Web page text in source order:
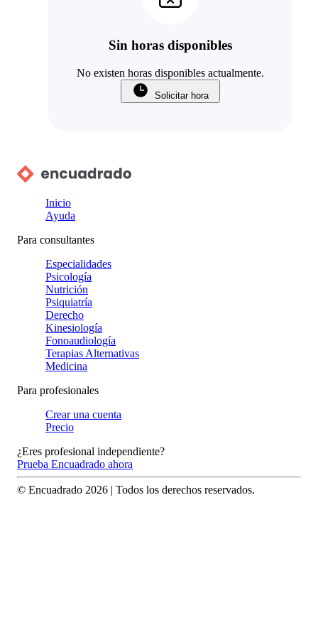
Sin horas disponibles
No existen horas disponibles actualmente.
Solicitar hora
Inicio
Ayuda
Para consultantes
Especialidades
Psicología
Nutrición
Psiquiatría
Derecho
Kinesiología
Fonoaudiología
Terapias Alternativas
Medicina
Para profesionales
Crear una cuenta
Precio
¿Eres profesional independiente?
Prueba Encuadrado ahora
© Encuadrado 2026 | Todos los derechos reservados.